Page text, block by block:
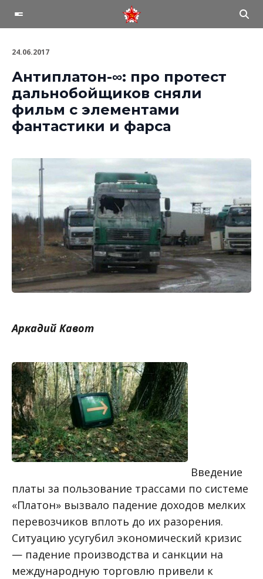
24.06.2017
Антиплатон-∞: про протест
дальнобойщиков сняли
фильм с элементами
фантастики и фарса
Аркадий Кавот
Введение
платы за пользование трассами по системе
«Платон» вызвало падение доходов мелких
перевозчиков вплоть до их разорения.
Ситуацию усугубил экономический кризис
— падение производства и санкции на
международную торговлю привели к